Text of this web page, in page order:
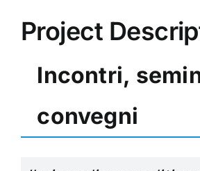
Project
Incontri,
convegni